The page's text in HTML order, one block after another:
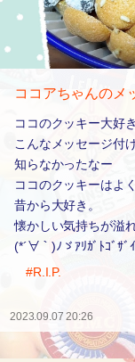
ココアちゃんのメ
ココのクッキー大好
こんなメッセージ付
知らなかったなー
ココのクッキーはよ
昔から大好き。
懐かしい気持ちが溢
(*´∀｀)ﾉゞｱﾘｶﾞﾄｺﾞｻﾞ
#R.I.P.
2023.09.07 20:26